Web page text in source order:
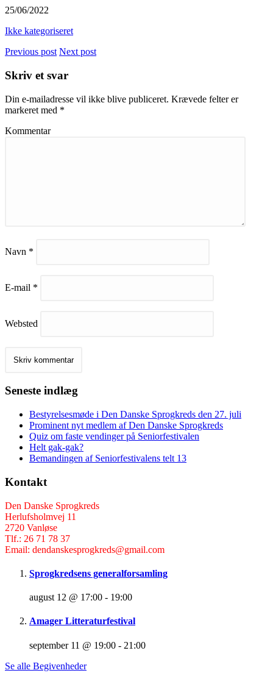
25/06/2022
Ikke kategoriseret
Previous post Next post
Skriv et svar
Din e-mailadresse vil ikke blive publiceret. Krævede felter er
markeret med *
Kommentar
Navn *
E-mail *
Websted
Seneste indlæg
Bestyrelsesmøde i Den Danske Sprogkreds den 27. juli
Prominent nyt medlem af Den Danske Sprogkreds
Quiz om faste vendinger på Seniorfestivalen
Helt gak-gak?
Bemandingen af Seniorfestivalens telt 13
Kontakt
Den Danske Sprogkreds
Herlufsholmvej 11
2720 Vanløse
Tlf.: 26 71 78 37
Email: dendanskesprogkreds@gmail.com
Sprogkredsens generalforsamling
august 12 @ 17:00 - 19:00
Amager Litteraturfestival
september 11 @ 19:00 - 21:00
Se alle Begivenheder